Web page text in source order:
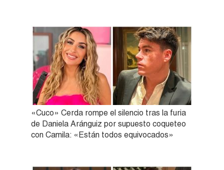
«Cuco» Cerda rompe el silencio tras la furia
de Daniela Aránguiz por supuesto coqueteo
con Camila: «Están todos equivocados»